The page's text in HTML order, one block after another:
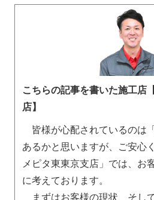
こちらの記事を書いた施工店
店】
皆様が心配されているのは
あるかと思いますが、ご安心
メピタ東東京支店」では、お
に考えております。
まずはお客様の現状、そし